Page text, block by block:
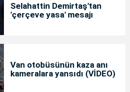
Selahattin Demirtaş'tan
'çerçeve yasa' mesajı
Van otobüsünün kaza anı
kameralara yansıdı (VİDEO)